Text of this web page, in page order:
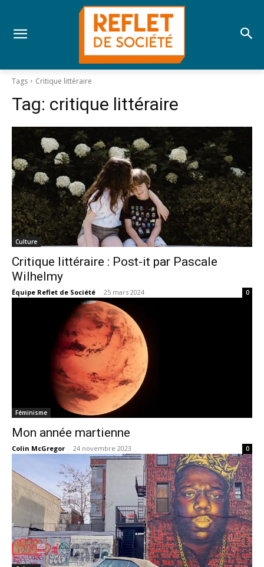
Tags Critique littéraire
Tag: critique littéraire
Culture
Critique littéraire : Post-it par Pascale
Wilhelmy
Équipe Reflet de Société - 25 mars 2024 0
Féminisme
Mon année martienne
Colin McGregor - 24 novembre 2023 0